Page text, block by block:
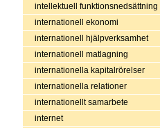
intellektuell funktionsnedsättning
internationell ekonomi
internationell hjälpverksamhet
internationell matlagning
internationella kapitalrörelser
internationella relationer
internationellt samarbete
internet